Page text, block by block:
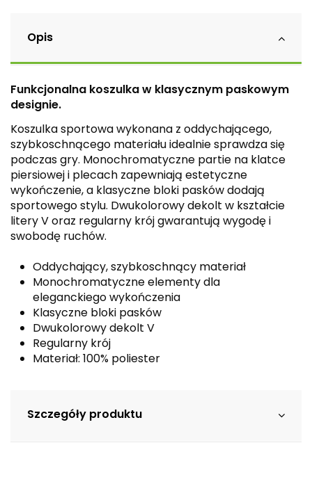
Opis
Funkcjonalna koszulka w klasycznym paskowym
designie.
Koszulka sportowa wykonana z oddychającego,
szybkoschnącego materiału idealnie sprawdza się
podczas gry. Monochromatyczne partie na klatce
piersiowej i plecach zapewniają estetyczne
wykończenie, a klasyczne bloki pasków dodają
sportowego stylu. Dwukolorowy dekolt w kształcie
litery V oraz regularny krój gwarantują wygodę i
swobodę ruchów.
Oddychający, szybkoschnący materiał
Monochromatyczne elementy dla
eleganckiego wykończenia
Klasyczne bloki pasków
Dwukolorowy dekolt V
Regularny krój
Materiał: 100% poliester
Szczegóły produktu